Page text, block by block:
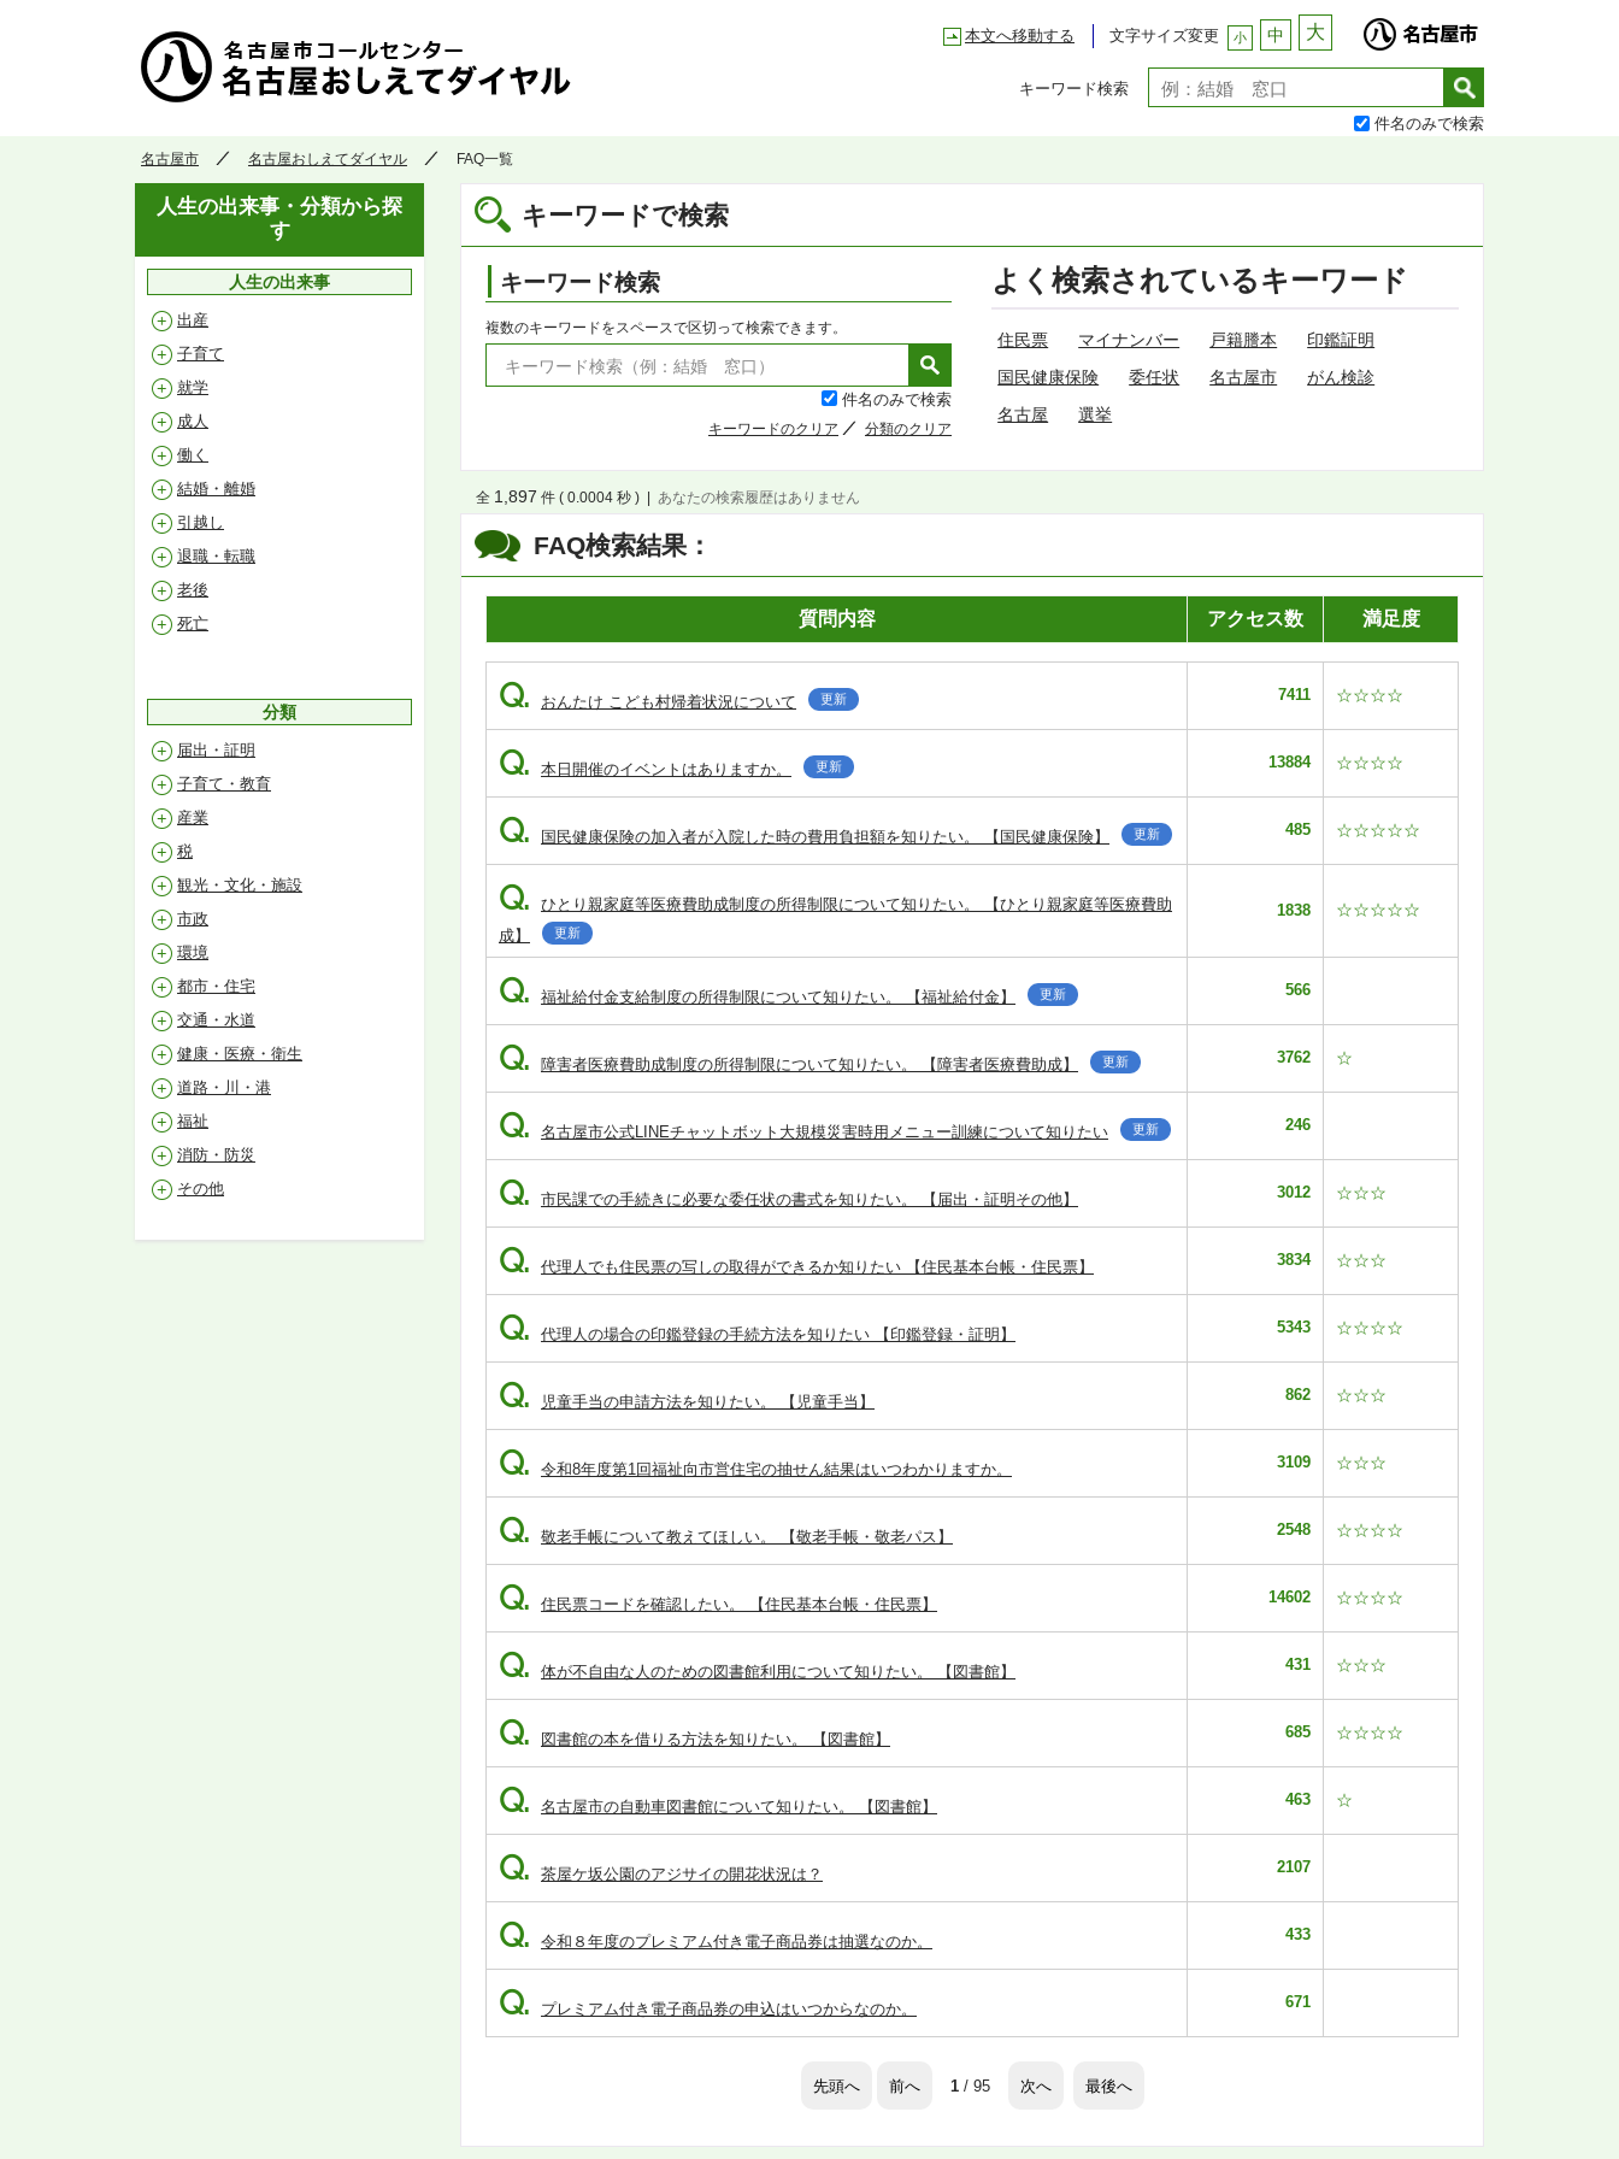
本文へ移動する 文字サイズ変更 小 中 大
キーワード検索
件名のみで検索
名古屋市 名古屋おしえてダイヤル FAQ一覧
キーワードで検索
キーワード検索
複数のキーワードをスペースで区切って検索できます。
件名のみで検索
キーワードのクリア 分類のクリア
よく検索されているキーワード
住民票 マイナンバー 戸籍謄本
印鑑証明
国民健康保険
委任状 名古屋市
がん検診
名古屋
選挙
FAQ検索結果：
全 1,897 件 ( 0.0004 秒 ) あなたの検索履歴はありません
質問内容 アクセス数 満足度
Q. おんたけ こども村帰着状況について 更新 7411 ☆☆☆☆
Q. 本日開催のイベントはありますか。 更新 13884 ☆☆☆☆
Q. 国民健康保険の加入者が入院した時の費用負担額を知りたい。 【国民健康保険】 更新 485 ☆☆☆☆☆
Q.
ひとり親家庭等医療費助成制度の所得制限について知りたい。 【ひとり親家庭等医療費助
成】
更新
1838 ☆☆☆☆☆
Q. 福祉給付金支給制度の所得制限について知りたい。 【福祉給付金】 更新 566
Q. 障害者医療費助成制度の所得制限について知りたい。 【障害者医療費助成】 更新 3762 ☆
Q. 名古屋市公式LINEチャットボット大規模災害時用メニュー訓練について知りたい 更新 246
Q. 市民課での手続きに必要な委任状の書式を知りたい。 【届出・証明その他】 3012 ☆☆☆
Q. 代理人でも住民票の写しの取得ができるか知りたい 【住民基本台帳・住民票】 3834 ☆☆☆
Q. 代理人の場合の印鑑登録の手続方法を知りたい 【印鑑登録・証明】 5343 ☆☆☆☆
Q. 児童手当の申請方法を知りたい。 【児童手当】 862 ☆☆☆
Q. 令和8年度第1回福祉向市営住宅の抽せん結果はいつわかりますか。 3109 ☆☆☆
Q. 敬老手帳について教えてほしい。 【敬老手帳・敬老パス】 2548 ☆☆☆☆
Q. 住民票コードを確認したい。 【住民基本台帳・住民票】 14602 ☆☆☆☆
Q. 体が不自由な人のための図書館利用について知りたい。 【図書館】 431 ☆☆☆
Q. 図書館の本を借りる方法を知りたい。 【図書館】 685 ☆☆☆☆
Q. 名古屋市の自動車図書館について知りたい。 【図書館】 463 ☆
Q. 茶屋ケ坂公園のアジサイの開花状況は？ 2107
Q. 令和８年度のプレミアム付き電子商品券は抽選なのか。 433
Q. プレミアム付き電子商品券の申込はいつからなのか。 671
先頭へ 前へ 1/ 95 次へ 最後へ
人生の出来事・分類から探
す
人生の出来事
出産
子育て
就学
成人
働く
結婚・離婚
引越し
退職・転職
老後
死亡
分類
届出・証明
子育て・教育
産業
税
観光・文化・施設
市政
環境
都市・住宅
交通・水道
健康・医療・衛生
道路・川・港
福祉
消防・防災
その他